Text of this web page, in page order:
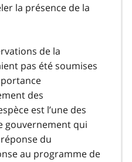
la présence de la
de la
pas été soumises
des
est l’une des
gouvernement qui
du
au programme de